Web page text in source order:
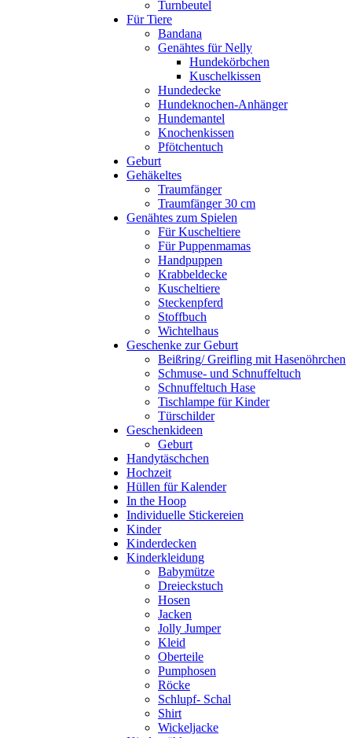
Turnbeutel
Für Tiere
Bandana
Genähtes für Nelly
Hundekörbchen
Kuschelkissen
Hundedecke
Hundeknochen-Anhänger
Hundemantel
Knochenkissen
Pfötchentuch
Geburt
Gehäkeltes
Traumfänger
Traumfänger 30 cm
Genähtes zum Spielen
Für Kuscheltiere
Für Puppenmamas
Handpuppen
Krabbeldecke
Kuscheltiere
Steckenpferd
Stoffbuch
Wichtelhaus
Geschenke zur Geburt
Beißring/ Greifling mit Hasenöhrchen
Schmuse- und Schnuffeltuch
Schnuffeltuch Hase
Tischlampe für Kinder
Türschilder
Geschenkideen
Geburt
Handytäschchen
Hochzeit
Hüllen für Kalender
In the Hoop
Individuelle Stickereien
Kinder
Kinderdecken
Kinderkleidung
Babymütze
Dreieckstuch
Hosen
Jacken
Jolly Jumper
Kleid
Oberteile
Pumphosen
Röcke
Schlupf- Schal
Shirt
Wickeljacke